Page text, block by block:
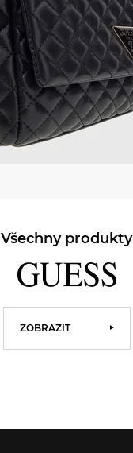
Všechny produkty
ZOBRAZIT